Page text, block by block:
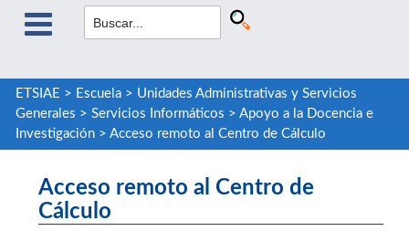
ETSIAE > Escuela> Unidades Administrativas y Servicios
Generales > Servicios Informáticos > Apoyo a la Docencia e
Investigación> Acceso remoto al Centro de Cálculo
Acceso remoto al Centro de
Cálculo